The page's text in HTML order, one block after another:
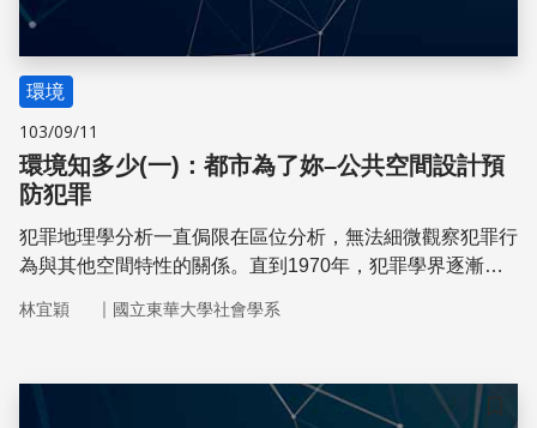
環境
103/09/11
環境知多少(一)：都市為了妳–公共空間設計預
防犯罪
犯罪地理學分析一直侷限在區位分析，無法細微觀察犯罪行
為與其他空間特性的關係。直到1970年，犯罪學界逐漸關
環境設計預防犯罪」的理論。由於都市環境變遷，近年來部
角度來探討環境空間的犯罪防治
林宜穎 ｜ 國立東華大學社會學系
儲存